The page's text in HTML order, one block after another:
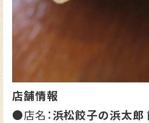
店舗情報
●店名：浜松餃子の浜太郎